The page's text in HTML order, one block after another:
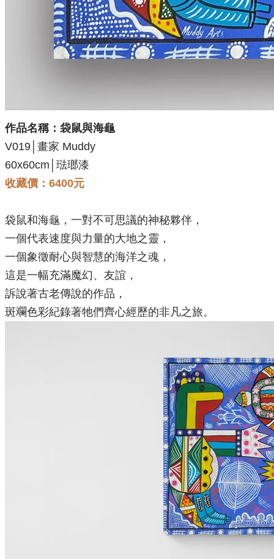
作品名稱：袋鼠與海龜
V019│畫家 Muddy
60x60cm│琺瑯漆
收藏價：6400元
袋鼠和海龜，一對不可思議的神秘夥伴，
一個代表速度與力量的大地之靈，
一個象徵耐心與智慧的海洋之魂，
這是一幅充滿魔幻、友誼，
訴說著古老傳說的作品，
斑斕色彩紀錄著牠們齊心經歷的非凡之旅。